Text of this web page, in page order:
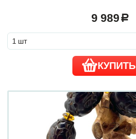
9 989 a
КУПИТЬ